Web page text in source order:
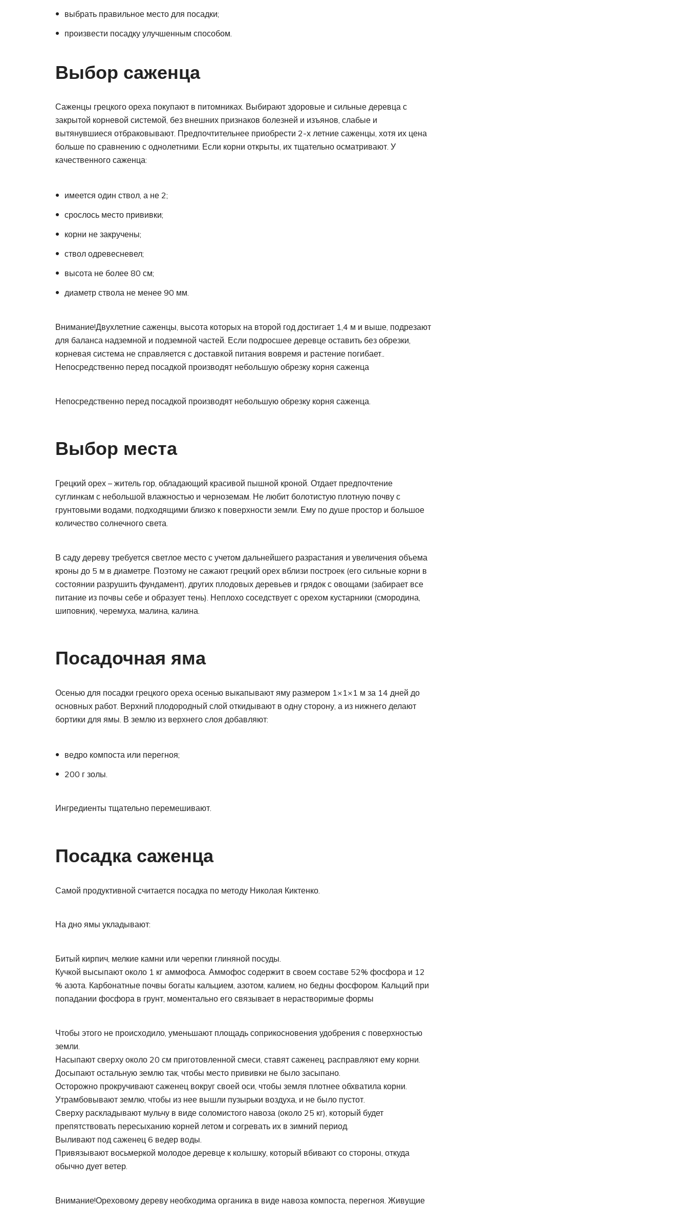
выбрать правильное место для посадки;
произвести посадку улучшенным способом.
Выбор саженца
Саженцы грецкого ореха покупают в питомниках. Выбирают здоровые и сильные деревца с
закрытой корневой системой, без внешних признаков болезней и изъянов, слабые и
вытянувшиеся отбраковывают. Предпочтительнее приобрести 2-х летние саженцы, хотя их цена
больше по сравнению с однолетними. Если корни открыты, их тщательно осматривают. У
качественного саженца:
имеется один ствол, а не 2;
срослось место прививки;
корни не закручены;
ствол одревесневел;
высота не более 80 см;
диаметр ствола не менее 90 мм.
Внимание!Двухлетние саженцы, высота которых на второй год достигает 1,4 м и выше, подрезают
для баланса надземной и подземной частей. Если подросшее деревце оставить без обрезки,
корневая система не справляется с доставкой питания вовремя и растение погибает..
Непосредственно перед посадкой производят небольшую обрезку корня саженца
Непосредственно перед посадкой производят небольшую обрезку корня саженца.
Выбор места
Грецкий орех – житель гор, обладающий красивой пышной кроной. Отдает предпочтение
суглинкам с небольшой влажностью и черноземам. Не любит болотистую плотную почву с
грунтовыми водами, подходящими близко к поверхности земли. Ему по душе простор и большое
количество солнечного света.
В саду дереву требуется светлое место с учетом дальнейшего разрастания и увеличения объема
кроны до 5 м в диаметре. Поэтому не сажают грецкий орех вблизи построек (его сильные корни в
состоянии разрушить фундамент), других плодовых деревьев и грядок с овощами (забирает все
питание из почвы себе и образует тень). Неплохо соседствует с орехом кустарники (смородина,
шиповник), черемуха, малина, калина.
Посадочная яма
Осенью для посадки грецкого ореха осенью выкапывают яму размером 1×1×1 м за 14 дней до
основных работ. Верхний плодородный слой откидывают в одну сторону, а из нижнего делают
бортики для ямы. В землю из верхнего слоя добавляют:
ведро компоста или перегноя;
200 г золы.
Ингредиенты тщательно перемешивают.
Посадка саженца
Самой продуктивной считается посадка по методу Николая Киктенко.
На дно ямы укладывают:
Битый кирпич, мелкие камни или черепки глиняной посуды.
Кучкой высыпают около 1 кг аммофоса. Аммофос содержит в своем составе 52% фосфора и 12
% азота. Карбонатные почвы богаты кальцием, азотом, калием, но бедны фосфором. Кальций при
попадании фосфора в грунт, моментально его связывает в нерастворимые формы
Чтобы этого не происходило, уменьшают площадь соприкосновения удобрения с поверхностью
земли.
Насыпают сверху около 20 см приготовленной смеси, ставят саженец, расправляют ему корни.
Досыпают остальную землю так, чтобы место прививки не было засыпано.
Осторожно прокручивают саженец вокруг своей оси, чтобы земля плотнее обхватила корни.
Утрамбовывают землю, чтобы из нее вышли пузырьки воздуха, и не было пустот.
Сверху раскладывают мульчу в виде соломистого навоза (около 25 кг), который будет
препятствовать пересыханию корней летом и согревать их в зимний период.
Выливают под саженец 6 ведер воды.
Привязывают восьмеркой молодое деревце к колышку, который вбивают со стороны, откуда
обычно дует ветер.
Внимание!Ореховому дереву необходима органика в виде навоза компоста, перегноя. Живущие